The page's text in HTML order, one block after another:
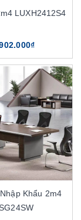
LUXH2412S4
Khẩu 2m4